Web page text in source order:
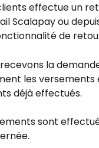
effectue un
Scalapay ou
de
la
les
déjà effectués.
sont